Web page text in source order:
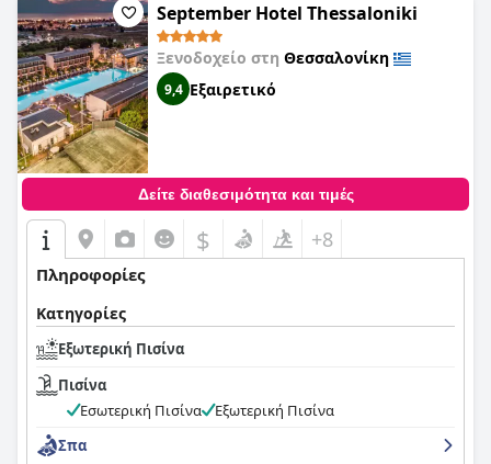
September Hotel Thessaloniki
Ξενοδοχείο στη Θεσσαλονίκη
9,4 Εξαιρετικό
Δείτε διαθεσιμότητα και τιμές
$ +8
Πληροφορίες
Κατηγορίες
Εξωτερική Πισίνα
Πισίνα
Εσωτερική Πισίνα
Εξωτερική Πισίνα
Σπα